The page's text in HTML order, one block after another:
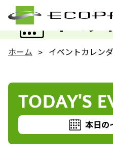
イベン
ホーム イベントカレン
TODAY'S
本日の